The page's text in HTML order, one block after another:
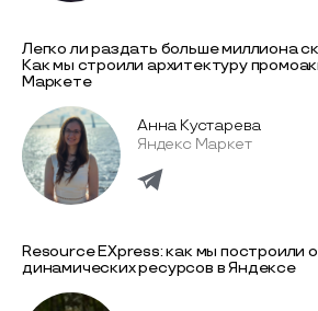
Легко ли раздать больше миллиона
Как мы строили архитектуру
Маркете
Анна Кустарева
Яндекс Маркет
Resource EXpress: как мы построили
динамических ресурсов в Яндексе